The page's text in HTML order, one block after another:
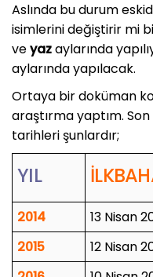
Aslında bu durum
isimlerini değiştirir mi
veyazaylarında
aylarında yapılacak.
Ortaya bir doküman
araştırma yaptım. Son
tarihleri şunlardır;
YIL
2014 13 Nisan
2015
12 Nisan